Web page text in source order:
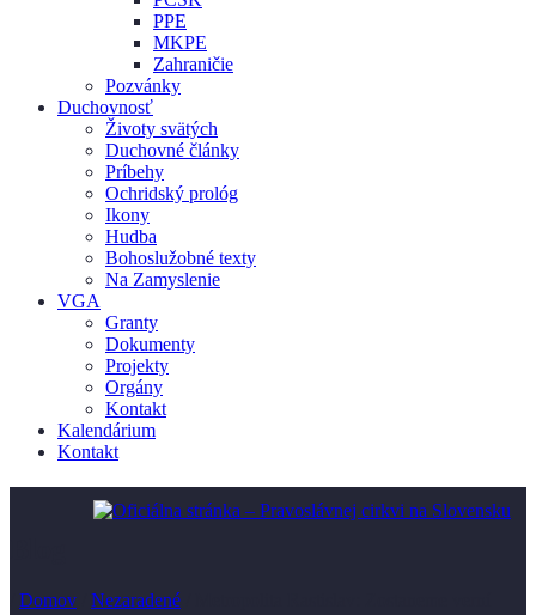
PPE
MKPE
Zahraničie
Pozvánky
Duchovnosť
Životy svätých
Duchovné články
Príbehy
Ochridský prológ
Ikony
Hudba
Bohoslužobné texty
Na Zamyslenie
VGA
Granty
Dokumenty
Projekty
Orgány
Kontakt
Kalendárium
Kontakt
Domov Nezaradené